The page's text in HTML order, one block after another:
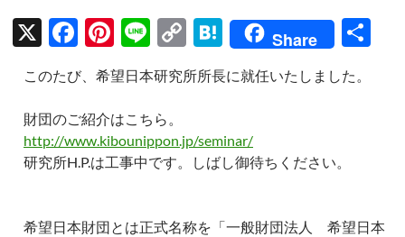
X
F
ac
e
b
o
o
Pi
nt
er
es
t
Li
n
e
C
o
p
Li
n
H
at
e
a
Share
このたび、希望日本研究所所長に就任いたしました。
財団のご紹介はこちら。
http://www.kibounippon.jp/seminar/
研究所H.P.は工事中です。しばし御待ちください。
希望日本財団とは正式名称を「一般財団法人 希望日本